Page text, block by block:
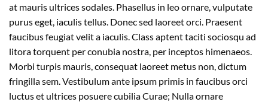
at mauris ultrices sodales. Phasellus in leo ornare, vulputate
purus eget, iaculis tellus. Donec sed laoreet orci. Praesent
faucibus feugiat velit a iaculis. Class aptent taciti sociosqu ad
litora torquent per conubia nostra, per inceptos himenaeos.
Morbi turpis mauris, consequat laoreet metus non, dictum
fringilla sem. Vestibulum ante ipsum primis in faucibus orci
luctus et ultrices posuere cubilia Curae; Nulla ornare